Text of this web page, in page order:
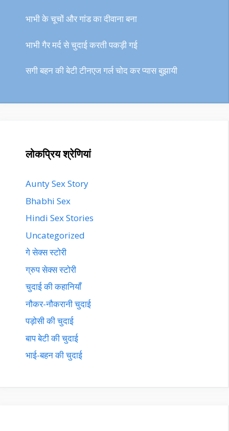
भाभी के चूचों और गांड का दीवाना बना
भाभी गैर मर्द से चुदाई करती पकड़ी गई
सगी बहन की बेटी टीनएज गर्ल चोद कर प्यास बुझायी
लोकप्रिय श्रेणियां
Aunty Sex Story
Bhabhi Sex
Hindi Sex Stories
Uncategorized
गे सेक्स स्टोरी
ग्रुप सेक्स स्टोरी
चुदाई की कहानियाँ
नौकर-नौकरानी चुदाई
पड़ोसी की चुदाई
बाप बेटी की चुदाई
भाई-बहन की चुदाई